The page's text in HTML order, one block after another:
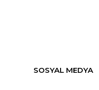
SOSYAL MEDYA